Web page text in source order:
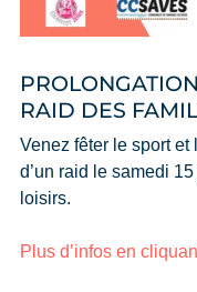
RAID DES
Venez fêter le sport et
d’un raid le samedi
loisirs.
Plus d’infos en